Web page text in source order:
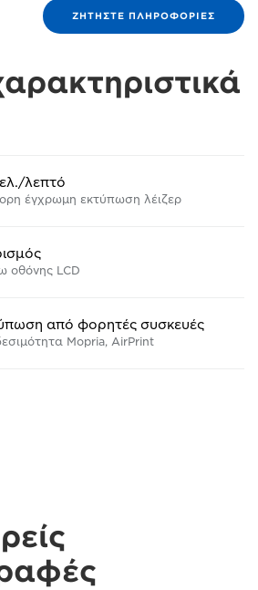
ΖΗΤΉΣΤΕ ΠΛΗΡΟΦΟΡΊΕΣ
λεπτό
έγχρωμη εκτύπωση λέιζερ
οθόνης LCD
από φορητές συσκευές
Mopria, AirPrint